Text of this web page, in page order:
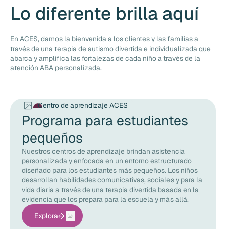
Lo diferente brilla aquí
En ACES, damos la bienvenida a los clientes y las familias a
través de una terapia de autismo divertida e individualizada que
abarca y amplifica las fortalezas de cada niño a través de la
atención ABA personalizada.
Centro de aprendizaje ACES
Programa para estudiantes
pequeños
Nuestros centros de aprendizaje brindan asistencia
personalizada y enfocada en un entorno estructurado
diseñado para los estudiantes más pequeños. Los niños
desarrollan habilidades comunicativas, sociales y para la
vida diaria a través de una terapia divertida basada en la
evidencia que los prepara para la escuela y más allá.
Explorar